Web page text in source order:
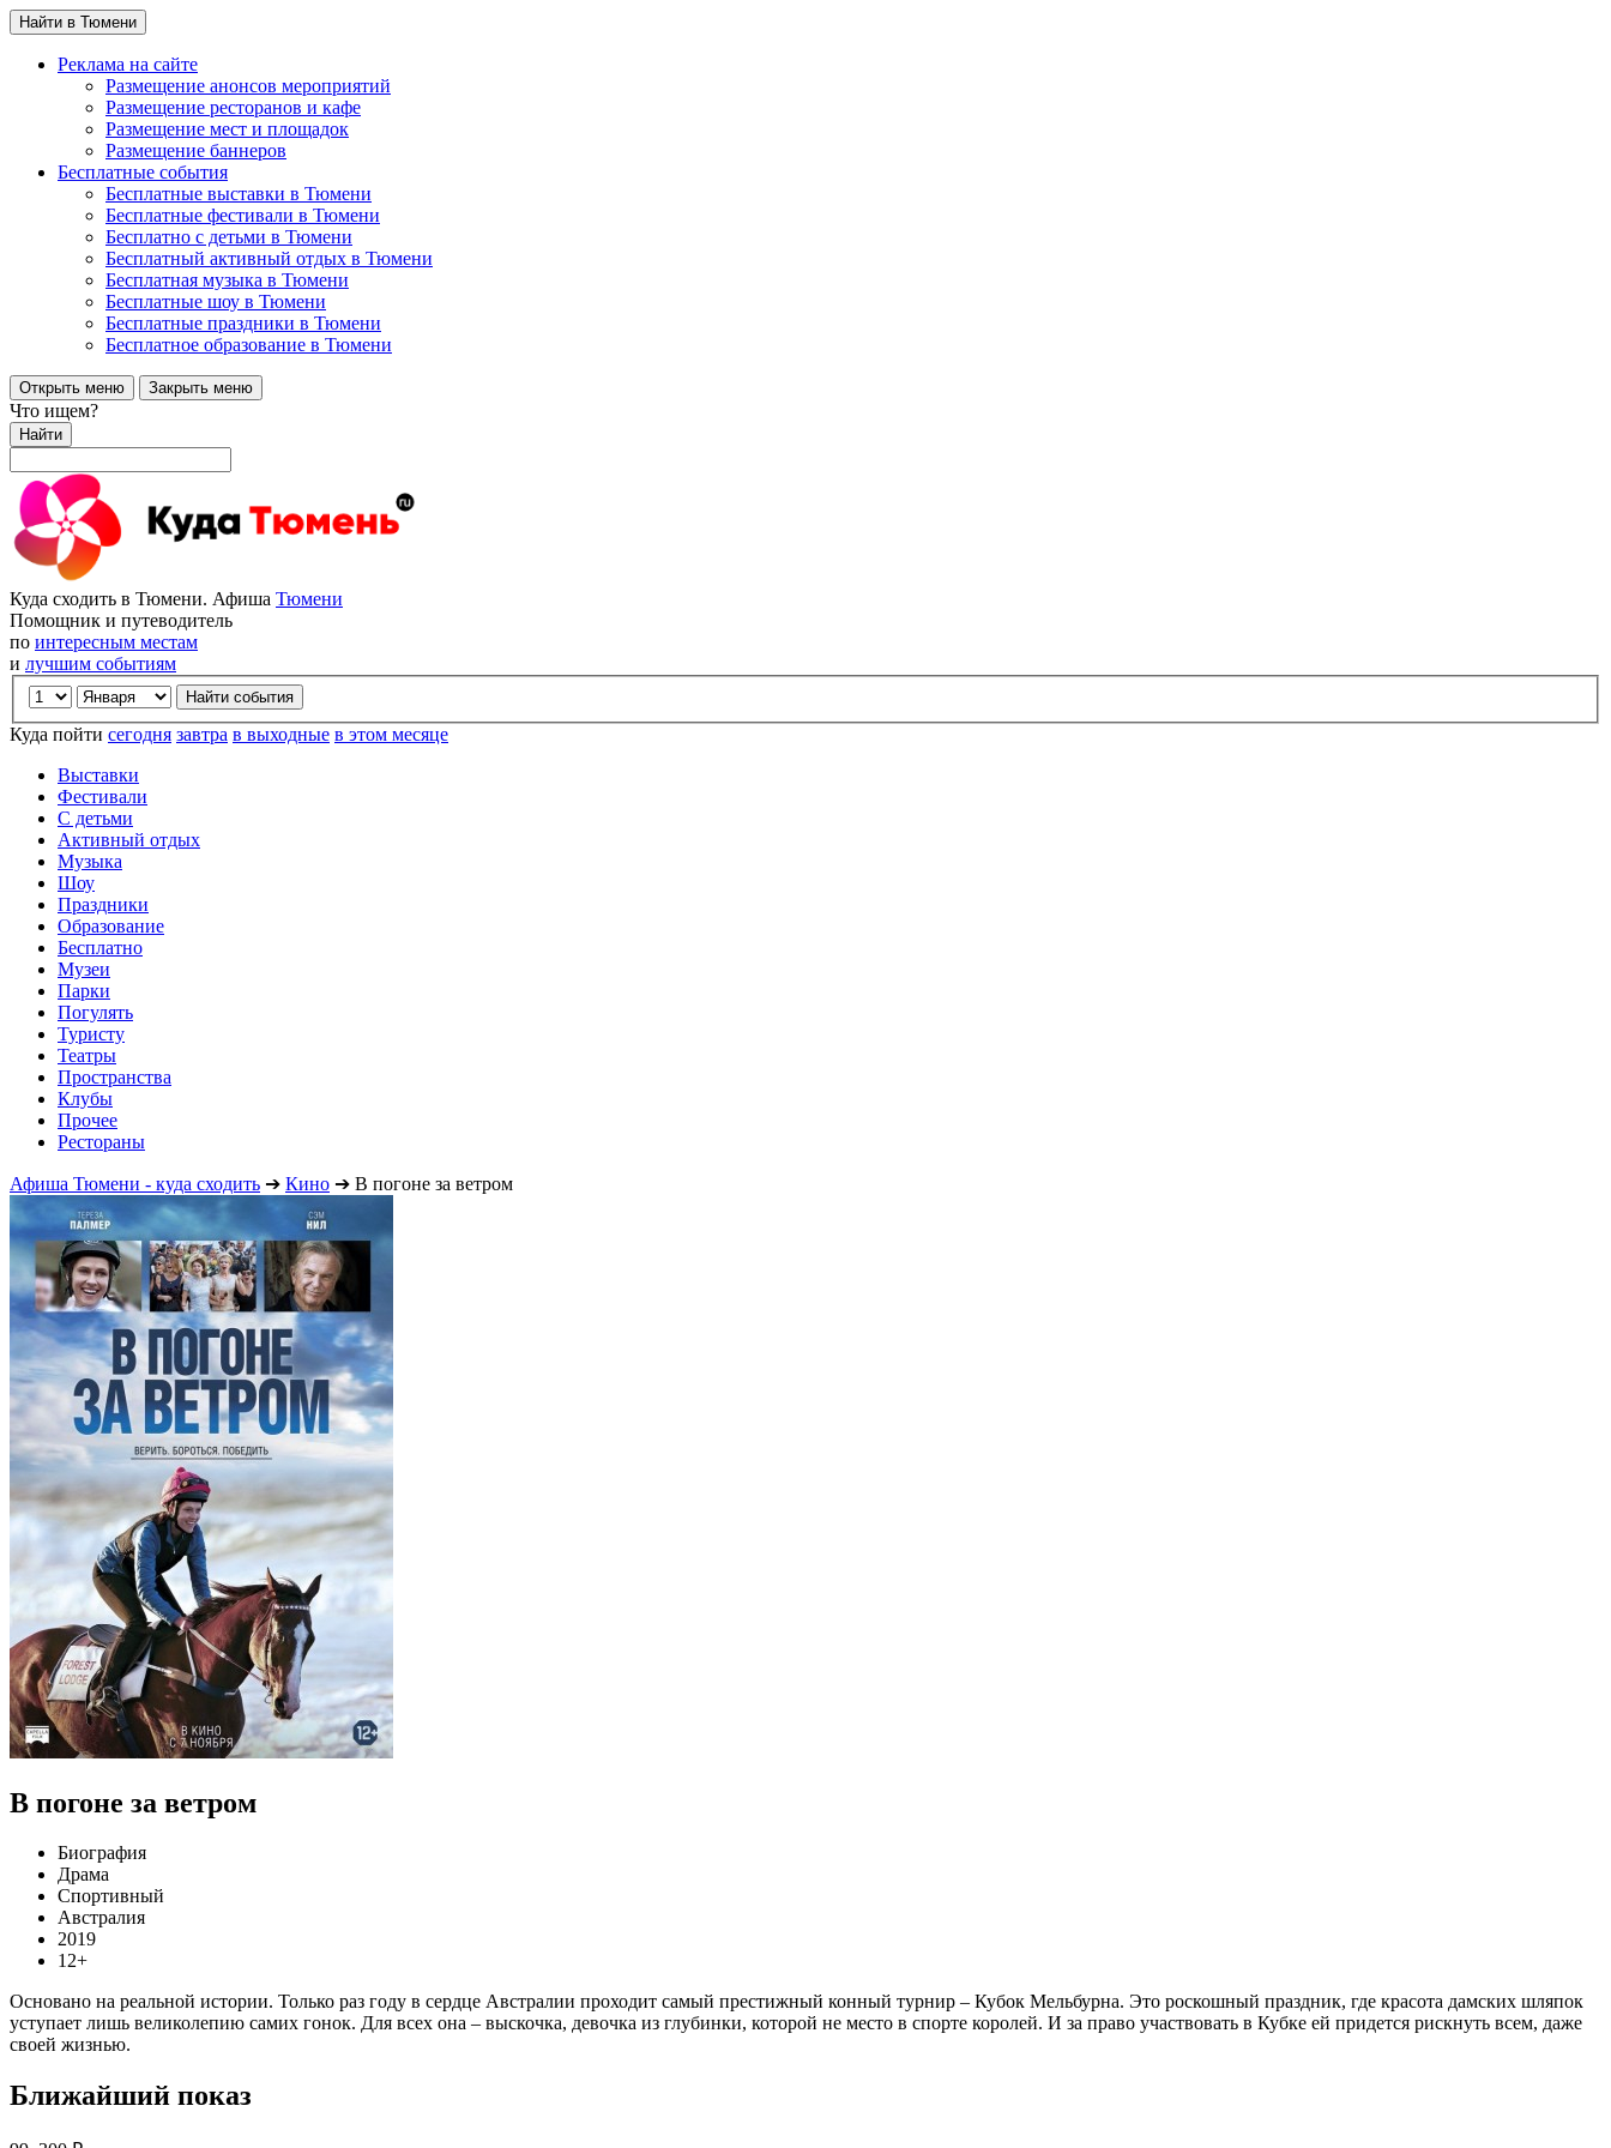
Найти в Тюмени
Реклама на сайте
Размещение анонсов мероприятий
Размещение ресторанов и кафе
Размещение мест и площадок
Размещение баннеров
Бесплатные события
Бесплатные выставки в Тюмени
Бесплатные фестивали в Тюмени
Бесплатно с детьми в Тюмени
Бесплатный активный отдых в Тюмени
Бесплатная музыка в Тюмени
Бесплатные шоу в Тюмени
Бесплатные праздники в Тюмени
Бесплатное образование в Тюмени
Открыть меню Закрыть меню
Что ищем?
Найти
Куда сходить в Тюмени. Афиша Тюмени
Помощник и путеводитель
по интересным местам
и лучшим событиям
Куда пойти сегодня завтра в выходные в этом месяце
Выставки
Фестивали
С детьми
Активный отдых
Музыка
Шоу
Праздники
Образование
Бесплатно
Музеи
Парки
Погулять
Туристу
Театры
Пространства
Клубы
Прочее
Рестораны
Афиша Тюмени - куда сходить ➔ Кино ➔ В погоне за ветром
В погоне за ветром
Биография
Драма
Спортивный
Австралия
2019
12+
Основано на реальной истории. Только раз году в сердце Австралии проходит самый престижный конный турнир – Кубок Мельбурна. Это роскошный праздник, где красота дамских шляпок
уступает лишь великолепию самих гонок. Для всех она – выскочка, девочка из глубинки, которой не место в спорте королей. И за право участвовать в Кубке ей придется рискнуть всем, даже
своей жизнью.
Ближайший показ